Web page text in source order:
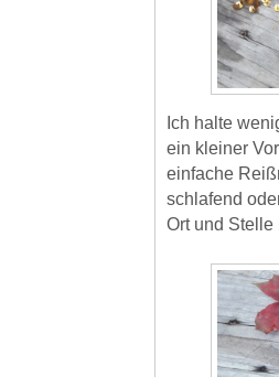
Ich halte
ein kleiner
einfache
schlafend
Ort und Stelle